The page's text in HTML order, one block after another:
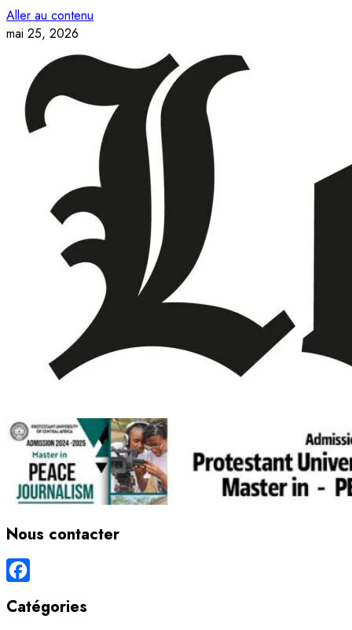
Aller au contenu
mai 25, 2026
Nous contacter
Catégories